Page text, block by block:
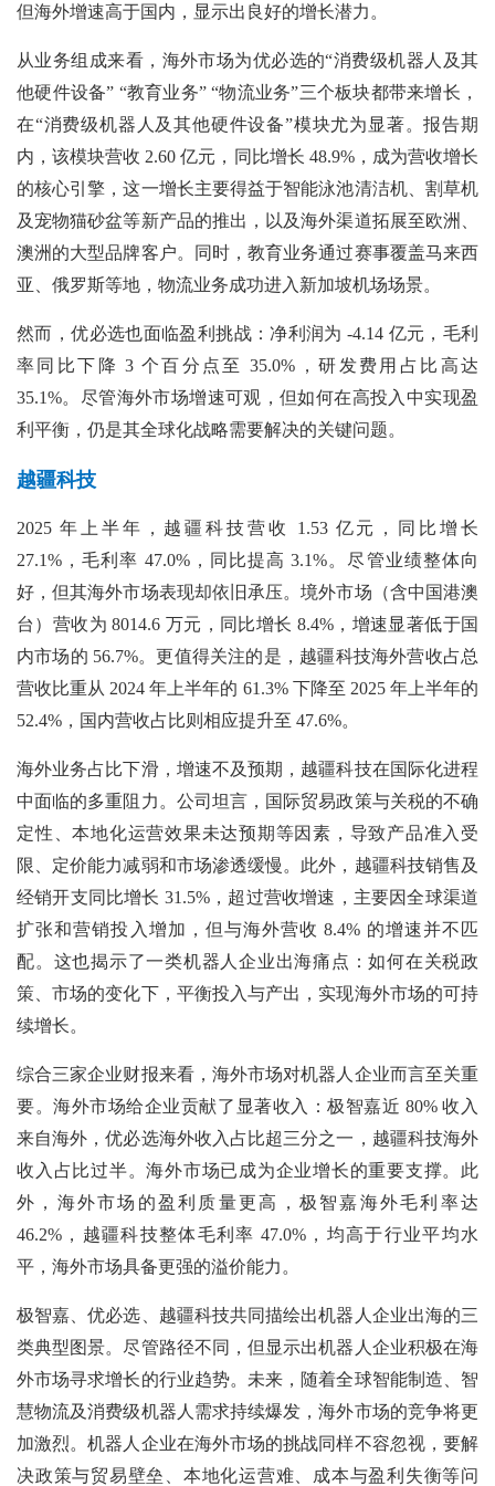
但海外增速高于国内，显示出良好的增长潜力。
从业务组成来看，海外市场为优必选的“消费级机器人及其
他硬件设备” “教育业务” “物流业务”三个板块都带来增长，
在“消费级机器人及其他硬件设备”模块尤为显著。报告期
内，该模块营收 2.60 亿元，同比增长 48.9%，成为营收增长
的核心引擎，这一增长主要得益于智能泳池清洁机、割草机
及宠物猫砂盆等新产品的推出，以及海外渠道拓展至欧洲、
澳洲的大型品牌客户。同时，教育业务通过赛事覆盖马来西
亚、俄罗斯等地，物流业务成功进入新加坡机场场景。
然而，优必选也面临盈利挑战：净利润为 -4.14 亿元，毛利
率同比下降 3 个百分点至 35.0%，研发费用占比高达
35.1%。尽管海外市场增速可观，但如何在高投入中实现盈
利平衡，仍是其全球化战略需要解决的关键问题。
越疆科技
2025 年上半年，越疆科技营收 1.53 亿元，同比增长
27.1%，毛利率 47.0%，同比提高 3.1%。尽管业绩整体向
好，但其海外市场表现却依旧承压。境外市场（含中国港澳
台）营收为 8014.6 万元，同比增长 8.4%，增速显著低于国
内市场的 56.7%。更值得关注的是，越疆科技海外营收占总
营收比重从 2024 年上半年的 61.3% 下降至 2025 年上半年的
52.4%，国内营收占比则相应提升至 47.6%。
海外业务占比下滑，增速不及预期，越疆科技在国际化进程
中面临的多重阻力。公司坦言，国际贸易政策与关税的不确
定性、本地化运营效果未达预期等因素，导致产品准入受
限、定价能力减弱和市场渗透缓慢。此外，越疆科技销售及
经销开支同比增长 31.5%，超过营收增速，主要因全球渠道
扩张和营销投入增加，但与海外营收 8.4% 的增速并不匹
配。这也揭示了一类机器人企业出海痛点：如何在关税政
策、市场的变化下，平衡投入与产出，实现海外市场的可持
续增长。
综合三家企业财报来看，海外市场对机器人企业而言至关重
要。海外市场给企业贡献了显著收入：极智嘉近 80% 收入
来自海外，优必选海外收入占比超三分之一，越疆科技海外
收入占比过半。海外市场已成为企业增长的重要支撑。此
外，海外市场的盈利质量更高，极智嘉海外毛利率达
46.2%，越疆科技整体毛利率 47.0%，均高于行业平均水
平，海外市场具备更强的溢价能力。
极智嘉、优必选、越疆科技共同描绘出机器人企业出海的三
类典型图景。尽管路径不同，但显示出机器人企业积极在海
外市场寻求增长的行业趋势。未来，随着全球智能制造、智
慧物流及消费级机器人需求持续爆发，海外市场的竞争将更
加激烈。机器人企业在海外市场的挑战同样不容忽视，要解
决政策与贸易壁垒、本地化运营难、成本与盈利失衡等问